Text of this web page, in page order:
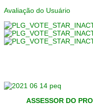
Avaliação do Usuário
ASSESSOR DO